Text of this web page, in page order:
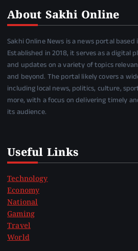
About Sakhi Online
Sakhi Online News is a news portal based
Established in 2018, it serves as a digital
and updates on a variety of topics
and beyond. The portal likely covers a
including local news, politics, culture,
more, with a focus on delivering timely
its audience.
Useful Links
Technology
Economy
National
Gaming
Travel
World